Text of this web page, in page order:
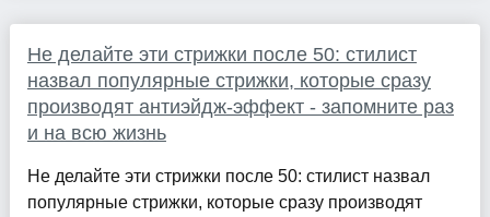
Не делайте эти стрижки после 50: стилист
назвал популярные стрижки, которые сразу
производят антиэйдж-эффект - запомните раз
и на всю жизнь
Не делайте эти стрижки после 50: стилист назвал
популярные стрижки, которые сразу производят